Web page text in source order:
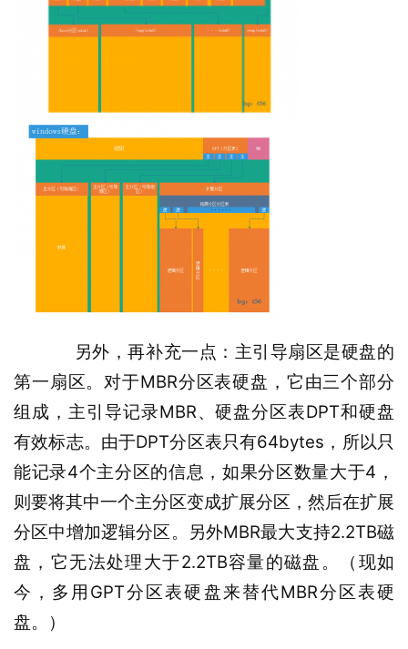
另外，再补充一点：主引导扇区是硬盘的
第一扇区。对于MBR分 区表硬盘，它由三个部分
组成，主引导记录MBR、硬盘分区表DPT和硬盘
有效标志。由于DPT分区表只有64bytes ，所以只
能记录4个主分区的信息，如果分区数量大于4 ，
则要将其中一个主分区变成扩展分区，然后在扩展
分区中增加逻辑分区。另外MBR最大支持2.2TB磁
盘，它无法处理大于2.2TB容量的磁盘。（现如
今，多用 GPT分区表硬盘来替代MBR分区表硬
盘。）